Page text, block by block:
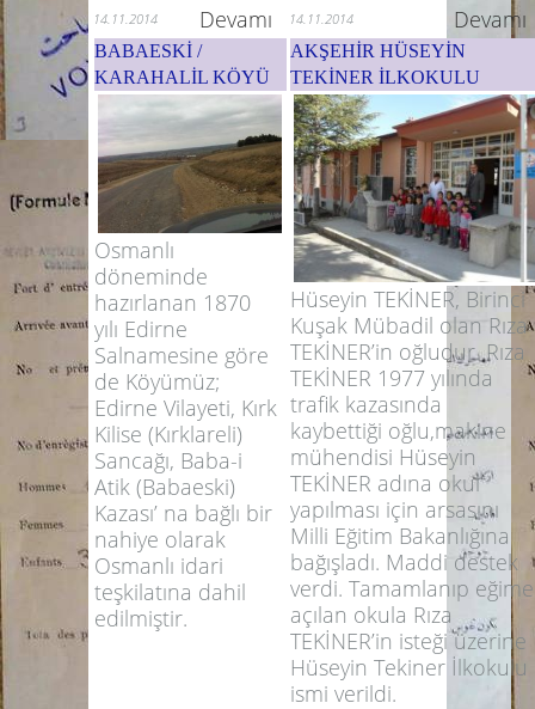
14.11.2014 Devamı 14.11.2014 Devamı
BABAESKİ /
KARAHALİL KÖYÜ
AKŞEHİR HÜSEYİN
TEKİNER İLKOKULU
Osmanlı
döneminde
hazırlanan 1870
yılı Edirne
Salnamesine göre
de Köyümüz;
Edirne Vilayeti, Kırk
Kilise (Kırklareli)
Sancağı, Baba-i
Atik (Babaeski)
Kazası’ na bağlı bir
nahiye olarak
Osmanlı idari
teşkilatına dahil
edilmiştir.
Hüseyin TEKİNER, Birinci
Kuşak Mübadil olan Rıza
TEKİNER’in oğludur. Rıza
TEKİNER 1977 yılında
trafik kazasında
kaybettiği oğlu,makine
mühendisi Hüseyin
TEKİNER adına okul
yapılması için arsasını
Milli Eğitim Bakanlığına
bağışladı. Maddi destek
verdi. Tamamlanıp eğime
açılan okula Rıza
TEKİNER’in isteği üzerine
Hüseyin Tekiner İlkokulu
ismi verildi.